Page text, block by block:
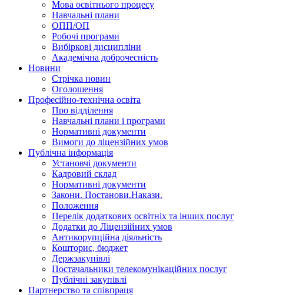
Мова освiтнього процесу
Навчальнi плани
ОПП/ОП
Робочі програми
Вибiрковi дисциплiни
Академічна доброчесність
Новини
Стрічка новин
Оголошення
Професійно-технічна освіта
Про відділення
Навчальні плани і програми
Нормативнi документи
Вимоги до ліцензійних умов
Публічна інформація
Установчi документи
Кадровий склад
Нормативнi документи
Закони. Постанови.Накази.
Положення
Перелік додаткових освітніх та інших послуг
Додатки до Ліцензійних умов
Антикорупційна діяльність
Кошторис, бюджет
Держзакупiвлi
Постачальники телекомунікаційних послуг
Публічні закупівлі
Партнерство та співпраця